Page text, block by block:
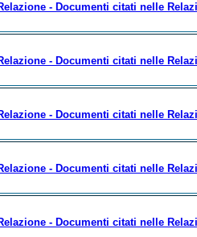
- Documenti citati nelle
- Documenti citati nelle
- Documenti citati nelle
- Documenti citati nelle
- Documenti citati nelle